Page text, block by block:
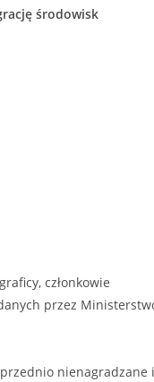
środowisk
członkowie
przez
nienagradzane i